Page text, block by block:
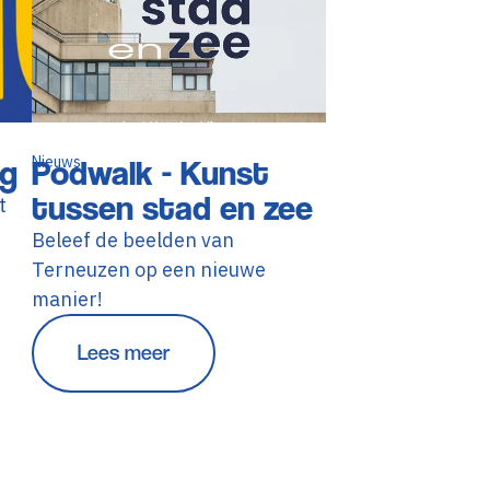
Nieuws
Podwalk - Kunst
tussen stad en zee
Beleef de beelden van
Terneuzen op een nieuwe
manier!
Lees meer